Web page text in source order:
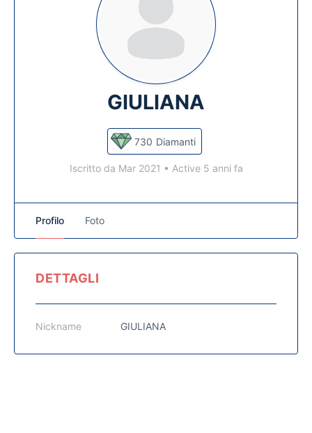
GIULIANA
730 Diamanti
Iscritto da Mar 2021 • Active 5 anni fa
Profilo Foto
DETTAGLI
Nickname GIULIANA